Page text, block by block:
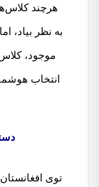
هرچند
به نظر بیاد،
موجود،
انتخاب
توی